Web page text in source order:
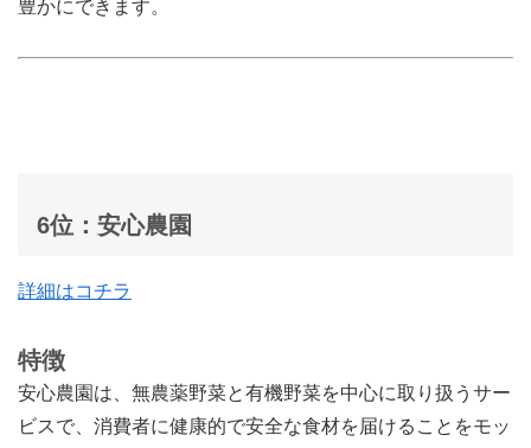
豊かにできます。
6位：安心農園
詳細はコチラ
特徴
安心農園は、無農薬野菜と有機野菜を中心に取り扱うサー
ビスで、消費者に健康的で安全な食材を届けることをモッ